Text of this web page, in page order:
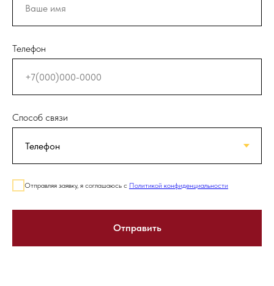
Телефон
Способ связи
Отправляя заявку, я соглашаюсь с Политикой конфиденциальности
Отправить